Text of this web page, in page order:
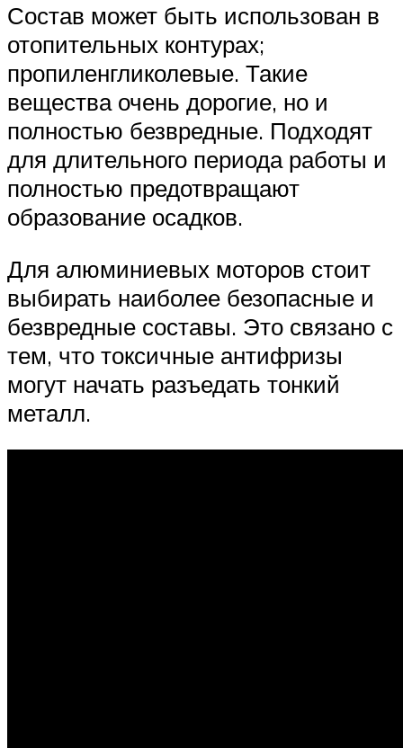
Состав может быть использован в
отопительных контурах;
пропиленгликолевые. Такие
вещества очень дорогие, но и
полностью безвредные. Подходят
для длительного периода работы и
полностью предотвращают
образование осадков.
Для алюминиевых моторов стоит
выбирать наиболее безопасные и
безвредные составы. Это связано с
тем, что токсичные антифризы
могут начать разъедать тонкий
металл.